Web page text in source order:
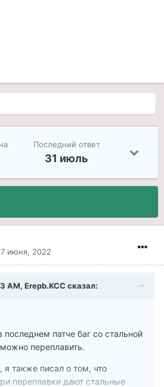
Последний ответ
31 июль
июня, 2022
AM, Erepb.KCC сказал:
последнем патче баг со стальной
переплавить.
я также писал о том, что
переплавки дают стальные